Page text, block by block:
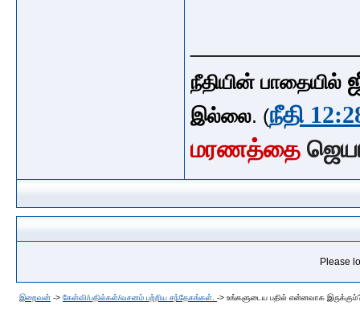
நீதியின் பாதையில்
இல்லை. (நீதி
மரணத்தை
Please
இறைவன் -> கேள்வி/பதில்கள்/வசனம் பற்றிய சந்தேகங்கள். -> உங்களுடைய பதில் என்னவாக